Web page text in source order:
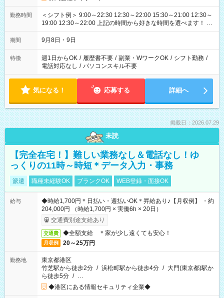
勤務時間
＜シフト例＞ 9:00～22:30 12:30～22:00 15:30～21:00 12:30～
19:00 12:30～22:00 上記の時間から好きな時間を選べます！ ※
時間は変更となる可能性があります
期間 9月8日・9日
特徴 週1日からOK / 履歴書不要 / 副業・WワークOK / シフト勤務 /
電話対応なし / パソコンスキル不要
気になる！ 応募する 詳細へ
掲載日：2026.07.29
未読
【完全在宅！】難しい業務なし＆電話なし！ゆ
っくりの11時～時短＊データ入力・事務
派遣 職種未経験OK ブランクOK WEB登録・面接OK
給与
◆時給1,700円＊日払い・週払いOK＊昇給あり♪【月収例】 ・約
204,000円 （時給1,700円 × 実働6h × 20日）
交通費別途支給あり
交通費 ◆全額支給 ＊家が少し遠くても安心！
月収例 20～25万円
勤務地
東京都港区
竹芝駅から徒歩2分 / 浜松町駅から徒歩4分 / 大門(東京都)駅か
ら徒歩5分 / …
◆港区にある情報セキュリティ企業◆